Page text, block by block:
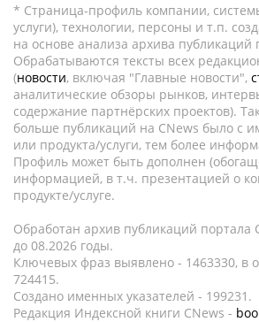
* Страница-профиль компании,
услуги), технологии, персоны и т.п.
на основе анализа архива публикаций
Обрабатываются тексты всех
(новости, включая "Главные новости",
аналитические обзоры рынков,
содержание партнёрских проектов).
больше публикаций на CNews было с
или продукта/услуги, тем более
Профиль может быть дополнен
информацией, в т.ч. презентацией о
продукте/услуге.
Обработан архив публикаций портала
до 08.2026 годы.
Ключевых фраз выявлено - 1463330, в
724415.
Создано именных указателей - 199231.
Редакция Индексной книги CNews -